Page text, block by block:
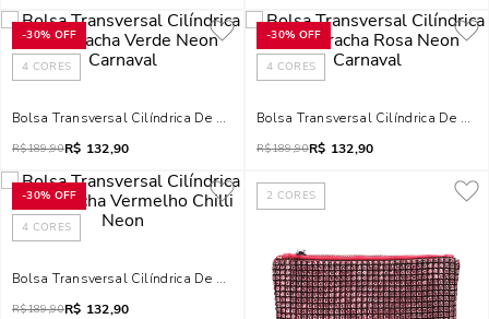
-30% OFF
4 CORES
Bolsa Transversal Cilíndrica De Borracha Verde Neon Carnaval
R$189,90R$ 132,90
-30% OFF
4 CORES
Bolsa Transversal Cilíndrica De
R$189,90R$ 132,90
-30% OFF
4 CORES
Bolsa Transversal Cilíndrica De Borracha Vermelho Chilli Neon
R$189,90R$ 132,90
2 CORES